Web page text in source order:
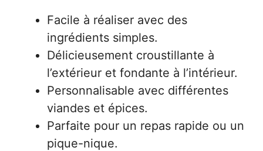
Facile à réaliser avec des
ingrédients simples.
Délicieusement croustillante à
l’extérieur et fondante à l’intérieur.
Personnalisable avec différentes
viandes et épices.
Parfaite pour un repas rapide ou un
pique-nique.